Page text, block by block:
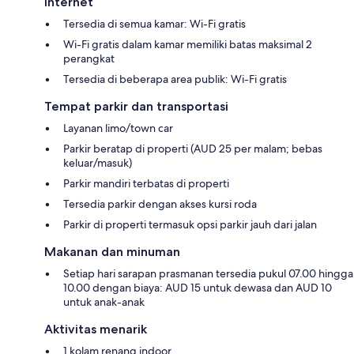
Tersedia di semua kamar: Wi-Fi gratis
Wi-Fi gratis dalam kamar memiliki batas maksimal 2
perangkat
Tersedia di beberapa area publik: Wi-Fi gratis
Tempat parkir dan transportasi
Layanan limo/town car
Parkir beratap di properti (AUD 25 per malam; bebas
keluar/masuk)
Parkir mandiri terbatas di properti
Tersedia parkir dengan akses kursi roda
Parkir di properti termasuk opsi parkir jauh dari jalan
Makanan dan minuman
Setiap hari sarapan prasmanan tersedia pukul 07.00 hingga
10.00 dengan biaya: AUD 15 untuk dewasa dan AUD 10
untuk anak-anak
Aktivitas menarik
1 kolam renang indoor